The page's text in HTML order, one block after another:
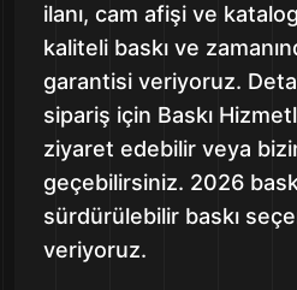
ilanı, cam afişi ve
kaliteli baskı ve
garantisi veriyoruz.
sipariş için Baskı
ziyaret edebilir veya
geçebilirsiniz. 2026
sürdürülebilir baskı
veriyoruz.